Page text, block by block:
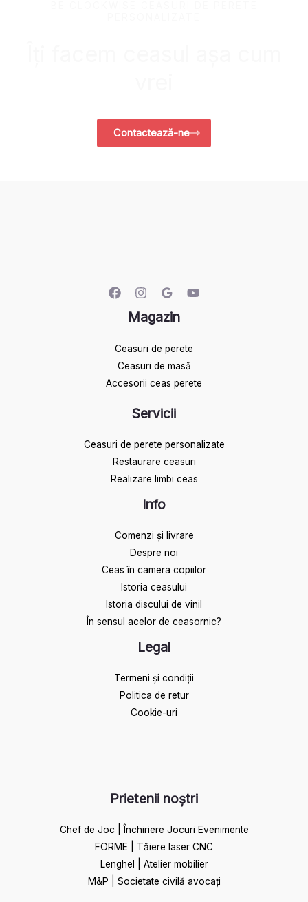
Contactează-ne
Magazin
Ceasuri de perete
Ceasuri de masă
Accesorii ceas perete
Servicii
Ceasuri de perete personalizate
Restaurare ceasuri
Realizare limbi ceas
Info
Comenzi și livrare
Despre noi
Ceas în camera copiilor
Istoria ceasului​
Istoria discului de vinil
În sensul acelor de ceasornic?
Legal
Termeni și condiții
Politica de retur
Cookie-uri
Prietenii noștri
Chef de Joc | Închiriere Jocuri Evenimente
FORME | Tăiere laser CNC
Lenghel | Atelier mobilier
M&P | Societate civilă avocați